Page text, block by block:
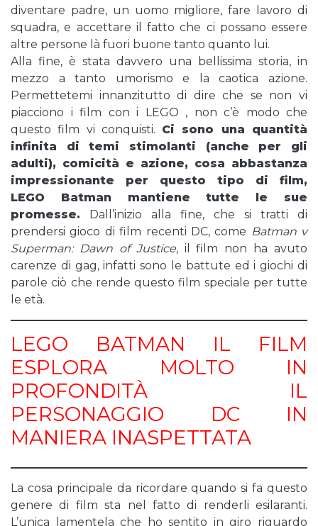
diventare padre, un uomo migliore, fare lavoro di
squadra, e accettare il fatto che ci possano essere
altre persone là fuori buone tanto quanto lui.
Alla fine, è stata davvero una bellissima storia, in
mezzo a tanto umorismo e la caotica azione.
Permettetemi innanzitutto di dire che se non vi
piacciono i film con i LEGO , non c’è modo che
questo film vi conquisti. Ci sono una quantità
infinita di temi stimolanti (anche per gli
adulti), comicità e azione, cosa abbastanza
impressionante per questo tipo di film,
LEGO Batman mantiene tutte le sue
promesse. Dall’inizio alla fine, che si tratti di
prendersi gioco di film recenti DC, come Batman v
Superman: Dawn of Justice, il film non ha avuto
carenze di gag, infatti sono le battute ed i giochi di
parole ciò che rende questo film speciale per tutte
le età.
LEGO BATMAN IL FILM
ESPLORA MOLTO IN
PROFONDITÀ IL
PERSONAGGIO DC IN
MANIERA INASPETTATA
La cosa principale da ricordare quando si fa questo
genere di film sta nel fatto di renderli esilaranti.
L’unica lamentela che ho sentito in giro riguardo